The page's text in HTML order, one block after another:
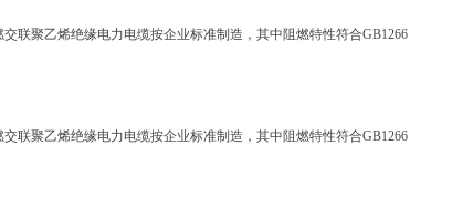
聚乙烯绝缘电力电缆按企业标准制造，其中阻燃特性符合GB1266
聚乙烯绝缘电力电缆按企业标准制造，其中阻燃特性符合GB1266